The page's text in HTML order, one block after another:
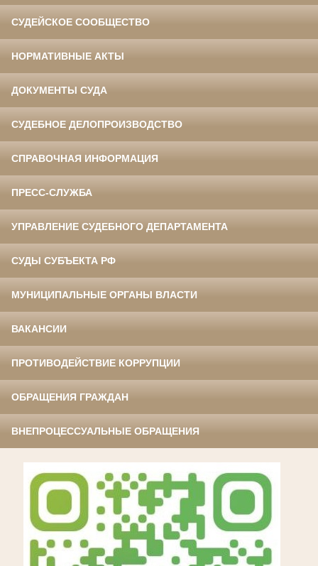
СУДЕЙСКОЕ СООБЩЕСТВО
НОРМАТИВНЫЕ АКТЫ
ДОКУМЕНТЫ СУДА
СУДЕБНОЕ ДЕЛОПРОИЗВОДСТВО
СПРАВОЧНАЯ ИНФОРМАЦИЯ
ПРЕСС-СЛУЖБА
УПРАВЛЕНИЕ СУДЕБНОГО ДЕПАРТАМЕНТА
СУДЫ СУБЪЕКТА РФ
МУНИЦИПАЛЬНЫЕ ОРГАНЫ ВЛАСТИ
ВАКАНСИИ
ПРОТИВОДЕЙСТВИЕ КОРРУПЦИИ
ОБРАЩЕНИЯ ГРАЖДАН
ВНЕПРОЦЕССУАЛЬНЫЕ ОБРАЩЕНИЯ